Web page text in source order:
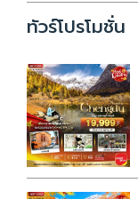
ทัวร์โปรโมชั่น